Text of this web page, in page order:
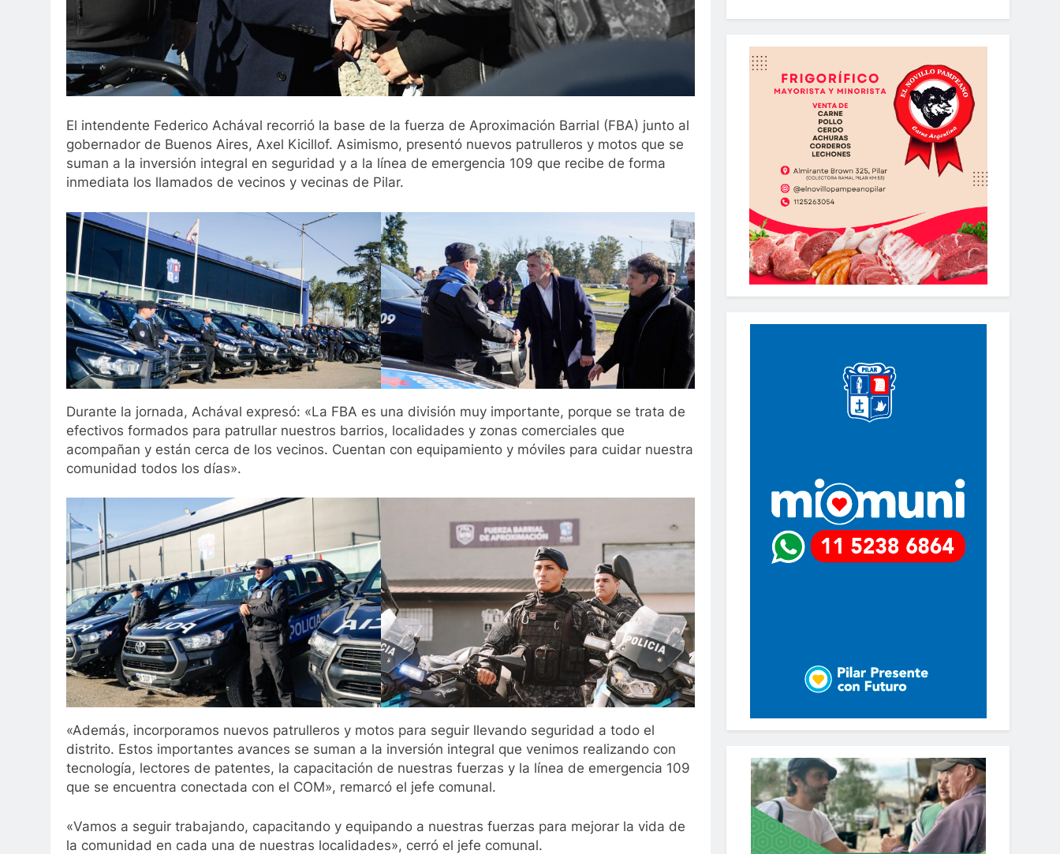
El intendente Federico Achával recorrió la base de la fuerza de Aproximación Barrial (FBA) junto al
gobernador de Buenos Aires, Axel Kicillof. Asimismo, presentó nuevos patrulleros y motos que se
suman a la inversión integral en seguridad y a la línea de emergencia 109 que recibe de forma
inmediata los llamados de vecinos y vecinas de Pilar.
Durante la jornada, Achával expresó: «La FBA es una división muy importante, porque se trata de
efectivos formados para patrullar nuestros barrios, localidades y zonas comerciales que
acompañan y están cerca de los vecinos. Cuentan con equipamiento y móviles para cuidar nuestra
comunidad todos los días».
«Además, incorporamos nuevos patrulleros y motos para seguir llevando seguridad a todo el
distrito. Estos importantes avances se suman a la inversión integral que venimos realizando con
tecnología, lectores de patentes, la capacitación de nuestras fuerzas y la línea de emergencia 109
que se encuentra conectada con el COM», remarcó el jefe comunal.
«Vamos a seguir trabajando, capacitando y equipando a nuestras fuerzas para mejorar la vida de
la comunidad en cada una de nuestras localidades», cerró el jefe comunal.